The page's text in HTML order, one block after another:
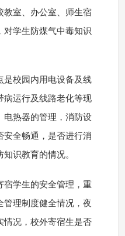
教室、办公室、师生宿
对学生防煤气中毒知识
是校园内用电设备及线
病运行及线路老化等现
电热器的管理，消防设
安全畅通，是否进行消
识教育的情况。
宿学生的安全管理，重
管理制度健全情况，夜
情况，校外寄宿生是否